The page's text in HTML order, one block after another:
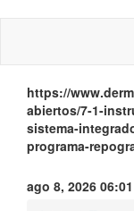
https://
abiertos/7-1-
sistema-
programa-
ago 8, 2026 06:01